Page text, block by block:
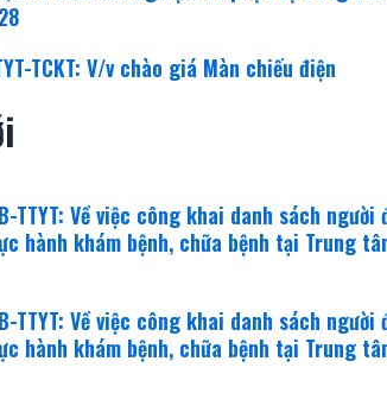
TCKT: V/v chào giá Màn chiếu điện
TTYT: Về việc công khai danh sách người
hành khám bệnh, chữa bệnh tại Trung
TTYT: Về việc công khai danh sách người
hành khám bệnh, chữa bệnh tại Trung